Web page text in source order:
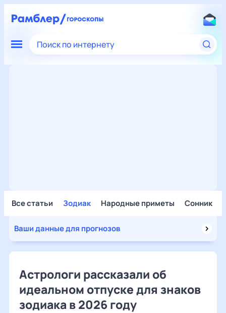
Поиск по интернету
Все статьи Зодиак Народные приметы Сонник
Ваши данные для прогнозов
Астрологи рассказали об
идеальном отпуске для знаков
зодиака в 2026 году